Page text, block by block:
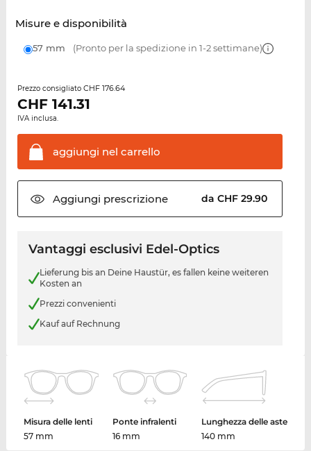
Misure e disponibilità
57 mm (Pronto per la spedizione in 1-2 settimane)
Prezzo consigliato CHF 176.64
CHF 141.31
IVA inclusa.
aggiungi nel carrello
Aggiungi prescrizione da CHF 29.90
Vantaggi esclusivi Edel-Optics
Lieferung bis an Deine Haustür, es fallen keine weiteren
Kosten an
Prezzi convenienti
Kauf auf Rechnung
Misura delle lenti
57 mm
Ponte infralenti
16 mm
Lunghezza delle aste
140 mm